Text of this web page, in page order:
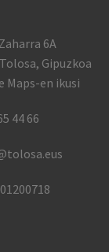
6A
Gipuzkoa
Maps-en ikusi
44 66